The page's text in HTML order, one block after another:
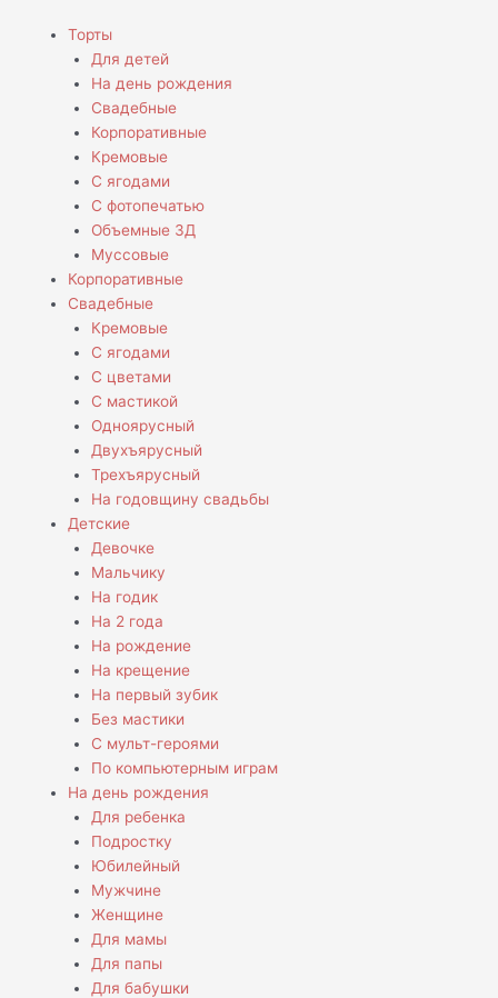
содержимому
Торты
Для детей
На день рождения
Свадебные
Корпоративные
Кремовые
С ягодами
С фотопечатью
Объемные 3Д
Муссовые
Корпоративные
Свадебные
Кремовые
С ягодами
С цветами
С мастикой
Одноярусный
Двухъярусный
Трехъярусный
На годовщину свадьбы
Детские
Девочке
Мальчику
На годик
На 2 года
На рождение
На крещение
На первый зубик
Без мастики
С мульт-героями
По компьютерным играм
На день рождения
Для ребенка
Подростку
Юбилейный
Мужчине
Женщине
Для мамы
Для папы
Для бабушки
Menu